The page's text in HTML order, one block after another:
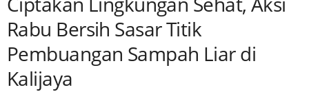
Rabu Bersih Sasar Titik
Pembuangan Sampah Liar di
Kalijaya